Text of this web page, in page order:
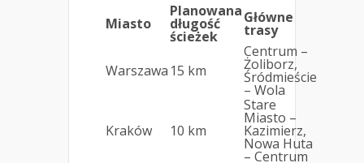
Miasto
Planowana
długość
ścieżek
Główne
trasy
Warszawa 15 km
Centrum –
Żoliborz,
Śródmieście
– Wola
Kraków 10 km
Stare
Miasto –
Kazimierz,
Nowa Huta
– Centrum